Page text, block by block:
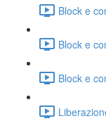
Block e
Block e
Block e